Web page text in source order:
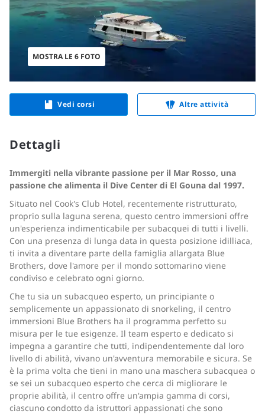
MOSTRA LE 6 FOTO
Vedi corsi Altre attività
Dettagli
Immergiti nella vibrante passione per il Mar Rosso, una
passione che alimenta il Dive Center di El Gouna dal 1997.
Situato nel Cook's Club Hotel, recentemente ristrutturato,
proprio sulla laguna serena, questo centro immersioni offre
un'esperienza indimenticabile per subacquei di tutti i livelli.
Con una presenza di lunga data in questa posizione idilliaca,
ti invita a diventare parte della famiglia allargata Blue
Brothers, dove l'amore per il mondo sottomarino viene
condiviso e celebrato ogni giorno.
Che tu sia un subacqueo esperto, un principiante o
semplicemente un appassionato di snorkeling, il centro
immersioni Blue Brothers ha il programma perfetto su
misura per le tue esigenze. Il team esperto e dedicato si
impegna a garantire che tutti, indipendentemente dal loro
livello di abilità, vivano un'avventura memorabile e sicura. Se
è la prima volta che tieni in mano una maschera subacquea o
se sei un subacqueo esperto che cerca di migliorare le
proprie abilità, il centro offre un'ampia gamma di corsi,
ciascuno condotto da istruttori appassionati che sono